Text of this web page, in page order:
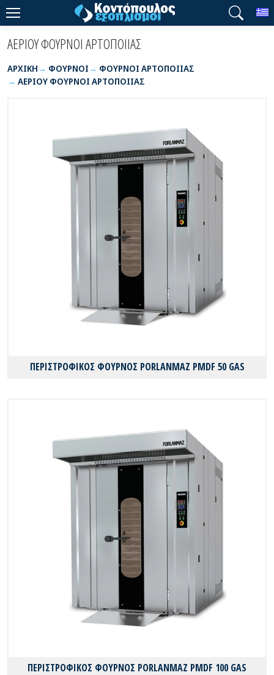
ΑΕΡΙΟΥ ΦΟΥΡΝΟΙ ΑΡΤΟΠΟΙΙΑΣ
ΑΡΧΙΚΉ ΦΟΥΡΝΟΙ
ΦΟΥΡΝΟΙ ΑΡΤΟΠΟΙΙΑΣ
ΑΕΡΙΟΥ ΦΟΥΡΝΟΙ ΑΡΤΟΠΟΙΙΑΣ
ΠΕΡΙΣΤΡΟΦΙΚΟΣ ΦΟΥΡΝΟΣ PORLANMAZ PMDF 50 GAS
ΠΕΡΙΣΤΡΟΦΙΚΟΣ ΦΟΥΡΝΟΣ PORLANMAZ PMDF 100 GAS